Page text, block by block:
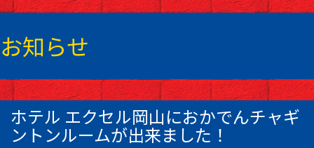
お知らせ
ホテル エクセル岡山におかでんチャギ
ントンルームが出来ました！